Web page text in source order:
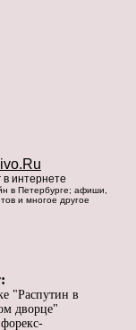
в интернете
в Петербурге; афиши,
и многое другое
"Распутин в
дворце"